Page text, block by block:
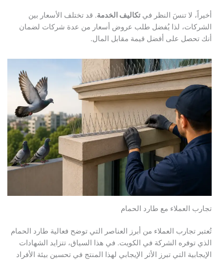
أخيراً، لا تنسَ النظر فيتكاليف الخدمة. قد تختلف الأسعار بين
الشركات، لذا يُفضل طلب عروض أسعار من عدة شركات لضمان
أنك تحصل على أفضل قيمة مقابل المال.
تجارب العملاء مع طارد الحمام
تُعتبر تجارب العملاء من أبرز العناصر التي توضح فعالية طارد الحمام
الذي توفره الشركة في الكويت. في هذا السياق، تتزايد الشهادات
الإيجابية التي تبرز الأثر الإيجابي لهذا المنتج في تحسين بيئة الأفراد